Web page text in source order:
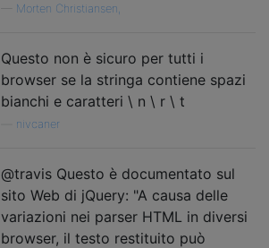
Morten Christiansen,
Questo non è sicuro per tutti i
browser se la stringa contiene spazi
bianchi e caratteri \ n \ r \ t
nivcaner
@travis Questo è documentato sul
sito Web di jQuery: "A causa delle
variazioni nei parser HTML in diversi
browser, il testo restituito può